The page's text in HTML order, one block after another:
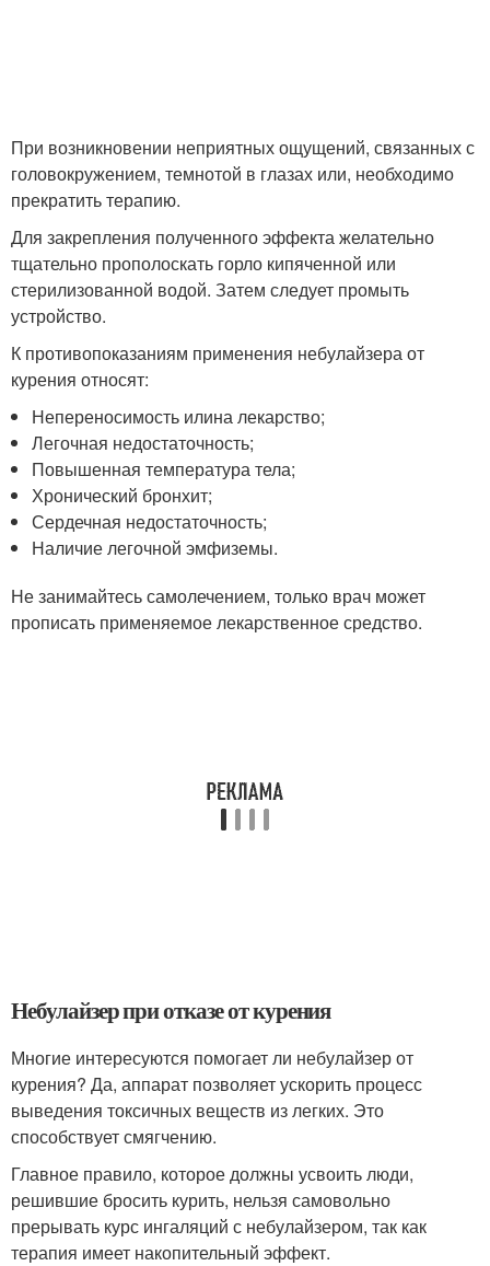
При возникновении неприятных ощущений, связанных с
головокружением, темнотой в глазах или, необходимо
прекратить терапию.
Для закрепления полученного эффекта желательно
тщательно прополоскать горло кипяченной или
стерилизованной водой. Затем следует промыть
устройство.
К противопоказаниям применения небулайзера от
курения относят:
Непереносимость илина лекарство;
Легочная недостаточность;
Повышенная температура тела;
Хронический бронхит;
Сердечная недостаточность;
Наличие легочной эмфиземы.
Не занимайтесь самолечением, только врач может
прописать применяемое лекарственное средство.
Небулайзер при отказе от курения
Многие интересуются помогает ли небулайзер от
курения? Да, аппарат позволяет ускорить процесс
выведения токсичных веществ из легких. Это
способствует смягчению.
Главное правило, которое должны усвоить люди,
решившие бросить курить, нельзя самовольно
прерывать курс ингаляций с небулайзером, так как
терапия имеет накопительный эффект.